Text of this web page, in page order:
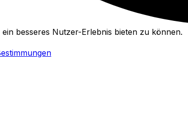
besseres Nutzer-Erlebnis bieten zu können.